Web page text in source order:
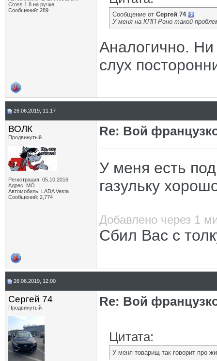
Cross 1.8 на ручке
Сообщений: 289
Сообщение от Сергей 74
У меня на КПП Рено такой
Аналогично.
слух
26.06.2019, 11:17
ВОЛК
Продвинутый
Регистрация: 05.10.2016
Адрес: МО
Автомобиль: LADA Vesta
Сообщений: 2,774
Re: Вой
У меня есть
газульку
Добавлено через 1
Сбил Вас с
26.06.2019, 12:00
Сергей 74
Продвинутый Re: Вой
Цитата:
У меня товарищ так говорит про